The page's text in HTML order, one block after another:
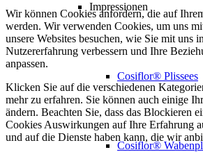
Impressionen
Cosiflor® Plissees
Cosiflor®
Wir können Cookies anfordern, die auf
werden. Wir verwenden Cookies, um uns
unsere Websites besuchen, wie Sie mit uns
Nutzererfahrung verbessern und Ihre
anpassen.
Klicken Sie auf die verschiedenen
mehr zu erfahren. Sie können auch einige
ändern. Beachten Sie, dass das Blockieren
Cookies Auswirkungen auf Ihre Erfahrung
und auf die Dienste haben kann, die wir